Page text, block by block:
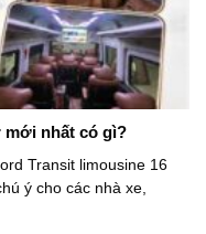
mới nhất có gì?
Transit limousine 16
ý cho các nhà xe,